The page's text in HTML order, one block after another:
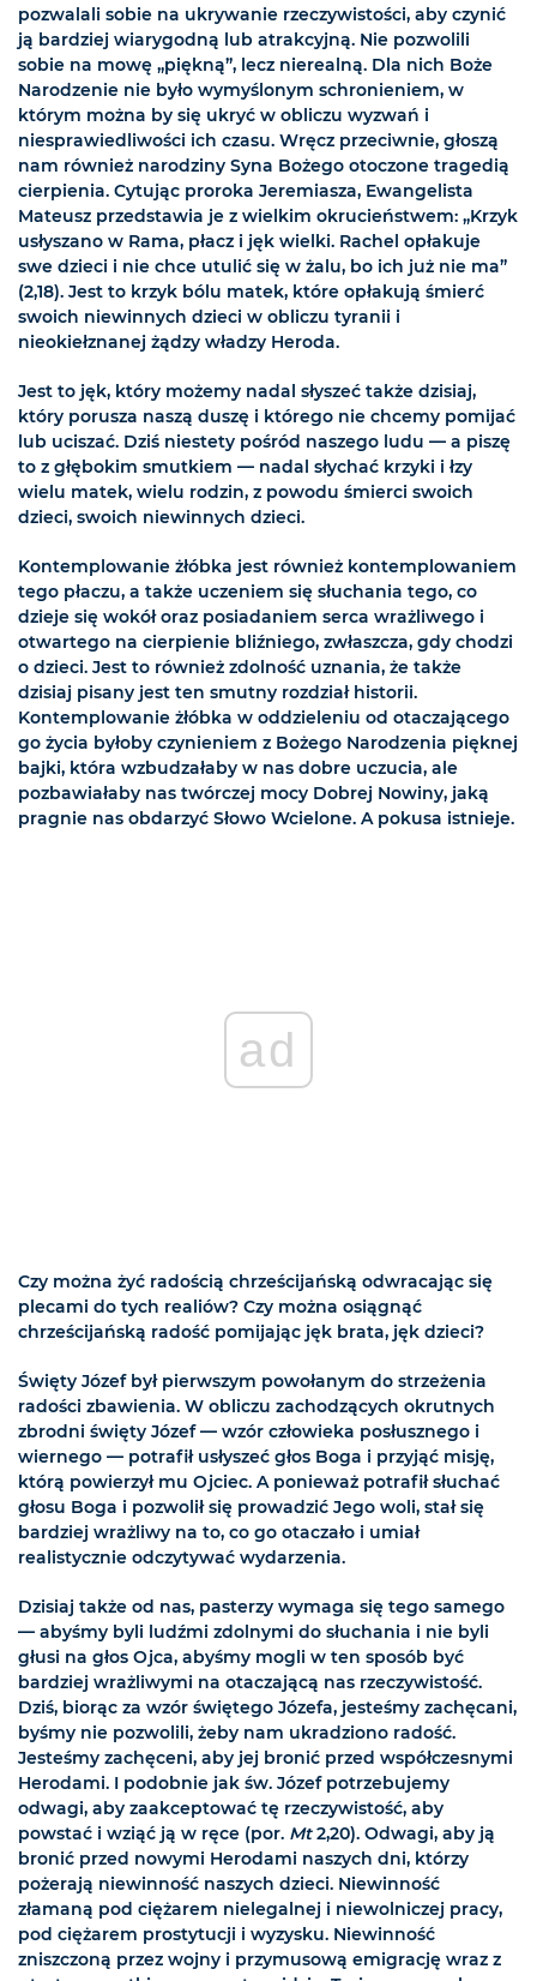
pozwalali sobie na ukrywanie rzeczywistości, aby czynić
ją bardziej wiarygodną lub atrakcyjną. Nie pozwolili
sobie na mowę „piękną”, lecz nierealną. Dla nich Boże
Narodzenie nie było wymyślonym schronieniem, w
którym można by się ukryć w obliczu wyzwań i
niesprawiedliwości ich czasu. Wręcz przeciwnie, głoszą
nam również narodziny Syna Bożego otoczone tragedią
cierpienia. Cytując proroka Jeremiasza, Ewangelista
Mateusz przedstawia je z wielkim okrucieństwem: „Krzyk
usłyszano w Rama, płacz i jęk wielki. Rachel opłakuje
swe dzieci i nie chce utulić się w żalu, bo ich już nie ma”
(2,18). Jest to krzyk bólu matek, które opłakują śmierć
swoich niewinnych dzieci w obliczu tyranii i
nieokiełznanej żądzy władzy Heroda.
Jest to jęk, który możemy nadal słyszeć także dzisiaj,
który porusza naszą duszę i którego nie chcemy pomijać
lub uciszać. Dziś niestety pośród naszego ludu — a piszę
to z głębokim smutkiem — nadal słychać krzyki i łzy
wielu matek, wielu rodzin, z powodu śmierci swoich
dzieci, swoich niewinnych dzieci.
Kontemplowanie żłóbka jest również kontemplowaniem
tego płaczu, a także uczeniem się słuchania tego, co
dzieje się wokół oraz posiadaniem serca wrażliwego i
otwartego na cierpienie bliźniego, zwłaszcza, gdy chodzi
o dzieci. Jest to również zdolność uznania, że także
dzisiaj pisany jest ten smutny rozdział historii.
Kontemplowanie żłóbka w oddzieleniu od otaczającego
go życia byłoby czynieniem z Bożego Narodzenia pięknej
bajki, która wzbudzałaby w nas dobre uczucia, ale
pozbawiałaby nas twórczej mocy Dobrej Nowiny, jaką
pragnie nas obdarzyć Słowo Wcielone. A pokusa istnieje.
ad
Czy można żyć radością chrześcijańską odwracając się
plecami do tych realiów? Czy można osiągnąć
chrześcijańską radość pomijając jęk brata, jęk dzieci?
Święty Józef był pierwszym powołanym do strzeżenia
radości zbawienia. W obliczu zachodzących okrutnych
zbrodni święty Józef — wzór człowieka posłusznego i
wiernego — potrafił usłyszeć głos Boga i przyjąć misję,
którą powierzył mu Ojciec. A ponieważ potrafił słuchać
głosu Boga i pozwolił się prowadzić Jego woli, stał się
bardziej wrażliwy na to, co go otaczało i umiał
realistycznie odczytywać wydarzenia.
Dzisiaj także od nas, pasterzy wymaga się tego samego
— abyśmy byli ludźmi zdolnymi do słuchania i nie byli
głusi na głos Ojca, abyśmy mogli w ten sposób być
bardziej wrażliwymi na otaczającą nas rzeczywistość.
Dziś, biorąc za wzór świętego Józefa, jesteśmy zachęcani,
byśmy nie pozwolili, żeby nam ukradziono radość.
Jesteśmy zachęceni, aby jej bronić przed współczesnymi
Herodami. I podobnie jak św. Józef potrzebujemy
odwagi, aby zaakceptować tę rzeczywistość, aby
powstać i wziąć ją w ręce (por. Mt2,20). Odwagi, aby ją
bronić przed nowymi Herodami naszych dni, którzy
pożerają niewinność naszych dzieci. Niewinność
złamaną pod ciężarem nielegalnej i niewolniczej pracy,
pod ciężarem prostytucji i wyzysku. Niewinność
zniszczoną przez wojny i przymusową emigrację wraz z